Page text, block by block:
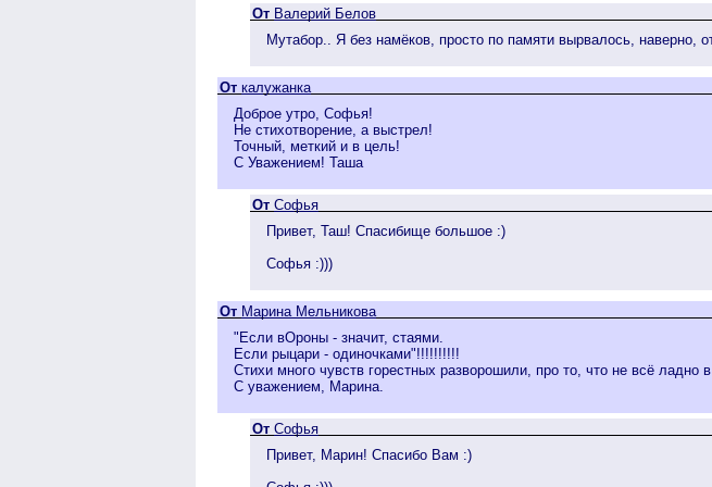
От Валерий Белов
Мутабор.. Я без намёков, просто по памяти вырвалось, наверно,
От калужанка
Доброе утро, Софья!
Не стихотворение, а выстрел!
Точный, меткий и в цель!
С Уважением! Таша
От Софья
Привет, Таш! Спасибище большое :)
Софья :)))
От Марина Мельникова
"Если вОроны - значит, стаями.
Если рыцари - одиночками"!!!!!!!!!!
Стихи много чувств горестных разворошили, про то, что не всё ладно
С уважением, Марина.
От Софья
Привет, Марин! Спасибо Вам :)